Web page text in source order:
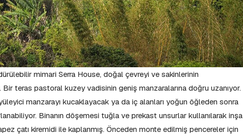
mimari Serra House, doğal çevreyi ve sakinlerinin
teras pastoral kuzey vadisinin geniş manzaralarına doğru uzanıyor.
manzarayı kucaklayacak ya da iç alanları yoğun öğleden sonra
Binanın döşemesi tuğla ve prekast unsurlar kullanılarak inşa
çatı kiremidi ile kaplanmış. Önceden monte edilmiş pencereler için